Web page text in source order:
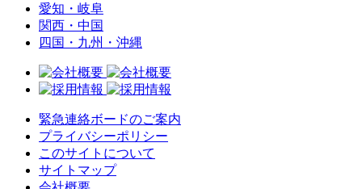
愛知・岐阜
関西・中国
四国・九州・沖縄
緊急連絡ボードのご案内
プライバシーポリシー
このサイトについて
サイトマップ